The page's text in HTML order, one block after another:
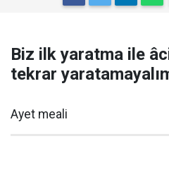
Biz ilk yaratma ile
tekrar
Ayet meali